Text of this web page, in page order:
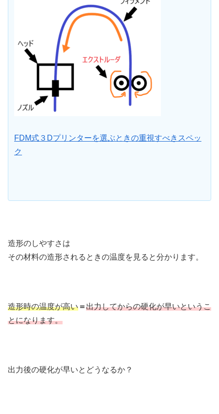
FDM式３Dプリンターを選ぶときの重視すべきスペッ
ク
造形のしやすさは
その材料の造形されるときの温度を見ると分かります。
造形時の温度が高い＝出力してからの硬化が早いというこ
とになります。
出力後の硬化が早いとどうなるか？